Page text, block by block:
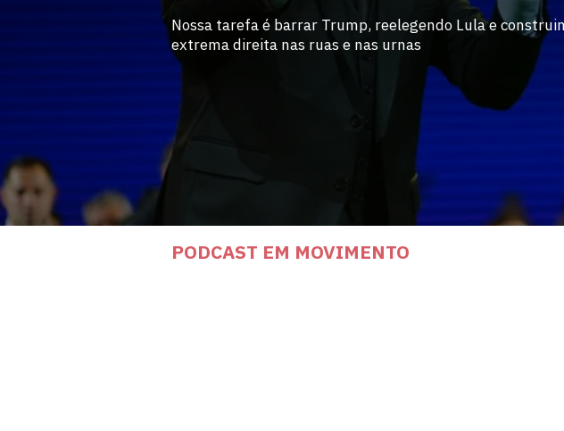
Nossa tarefa é barrar Trump, reelegendo Lula e
extrema direita nas ruas e nas urnas
PODCAST EM MOVIMENTO